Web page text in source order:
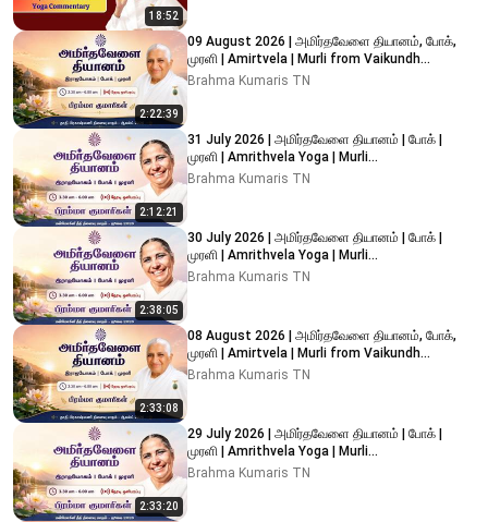
18:52
2:22:39
09 August 2026 | அமிர்தவேளை தியானம், போக்,
முரளி | Amirtvela | Murli from Vaikundh
Lighthouse, Adyar
Brahma Kumaris TN
2:12:21
31 July 2026 | அமிர்தவேளை தியானம் | போக் |
முரளி | Amrithvela Yoga | Murli
#brahmakumaristamilnadu
Brahma Kumaris TN
2:38:05
30 July 2026 | அமிர்தவேளை தியானம் | போக் |
முரளி | Amrithvela Yoga | Murli
#brahmakumaristamilnadu
Brahma Kumaris TN
2:33:08
08 August 2026 | அமிர்தவேளை தியானம், போக்,
முரளி | Amirtvela | Murli from Vaikundh
Lighthouse, Adyar
Brahma Kumaris TN
2:33:20
29 July 2026 | அமிர்தவேளை தியானம் | போக் |
முரளி | Amrithvela Yoga | Murli
#brahmakumaristamilnadu
Brahma Kumaris TN